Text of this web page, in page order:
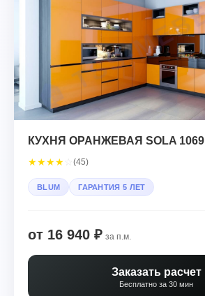
КУХНЯ ОРАНЖЕВАЯ SOLA 1069
★★★★ (45)
BLUM ГАРАНТИЯ 5 ЛЕТ
от 16 940 ₽ за п.м.
Заказать расчет
Бесплатно за 30 мин